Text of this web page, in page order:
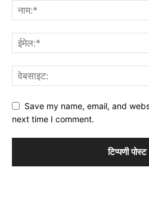
Save my name, email, and
next time I comment.